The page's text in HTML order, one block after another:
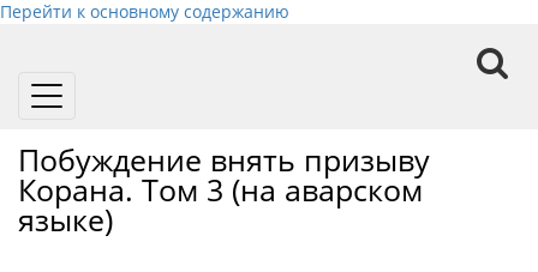
Перейти к основному содержанию
Toggle
Побуждение внять призыву
Корана. Том 3 (на аварском
языке)